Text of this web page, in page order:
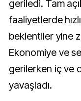
geriledi. Tam
faaliyetlerde
beklentiler yine
Ekonomiye ve
gerilerken iç ve
yavaşladı.